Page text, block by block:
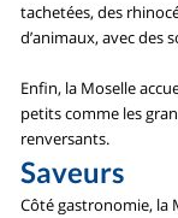
tachetées, des
d’animaux, avec des
Enfin, la Moselle
petits comme les
renversants.
Saveurs
Côté gastronomie, la